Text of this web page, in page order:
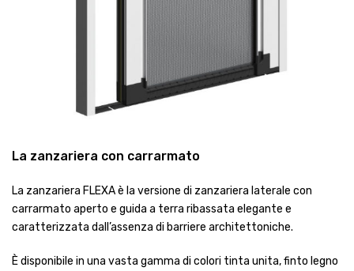
La zanzariera con carrarmato
La zanzariera FLEXA è la versione di zanzariera laterale con
carrarmato aperto e guida a terra ribassata elegante e
caratterizzata dall’assenza di barriere architettoniche.
È disponibile in una vasta gamma di colori tinta unita, finto legno